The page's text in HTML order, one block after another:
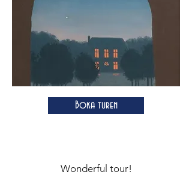
Boka turen
Wonderful tour!